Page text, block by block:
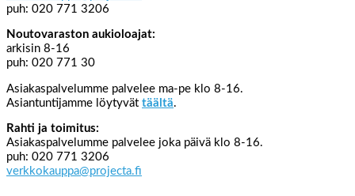
puh: 020 771 3206
Noutovaraston aukioloajat:
arkisin 8-16
puh: 020 771 30
Asiakaspalvelumme palvelee ma-pe klo 8-16.
Asiantuntijamme löytyvät täältä.
Rahti ja toimitus:
Asiakaspalvelumme palvelee joka päivä klo 8-16.
puh: 020 771 3206
verkkokauppa@projecta.fi